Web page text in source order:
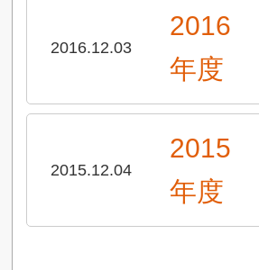
2016.12.03
2016
年度
2015.12.04
2015
年度